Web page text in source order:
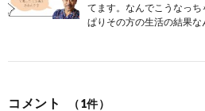
てます。なんでこうなっ
ぱりその方の生活の結果
コメント （1件）